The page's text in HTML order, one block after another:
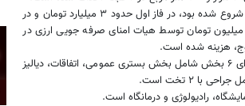
علی محمد احمدی افزود: برای ساخت این بیمارستان که از سال ۹۴ شروع شده بود، در فاز اول حدود ۳ میلیارد تومان و در
فاز دوم حدود ۱۰ میلیارد تومان و برای تجهیز آن، یک میلیارد و ۹۱۸ میلیون تومان توسط هیات امنای صرفه جویی ارزی در
استاندار اظهار داشت: بیمارستان ۳۲ تختخوابی شهرستان باشت، دارای ۶ بخش شامل بخش بستری عمومی، اتفاقات، دیالیز
رادیولوژی و درمانگاه است.